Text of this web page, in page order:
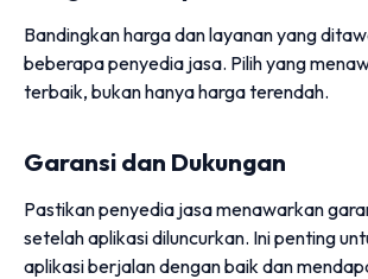
Bandingkan harga dan layanan yang
beberapa penyedia jasa. Pilih yang
terbaik, bukan hanya harga terendah.
Garansi dan Dukungan
Pastikan penyedia jasa menawarkan
setelah aplikasi diluncurkan. Ini penting
aplikasi berjalan dengan baik dan